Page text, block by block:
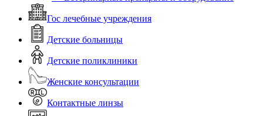
Гос лечебные учреждения
Детские больницы
Детские поликлиники
Женские консультации
Контактные линзы